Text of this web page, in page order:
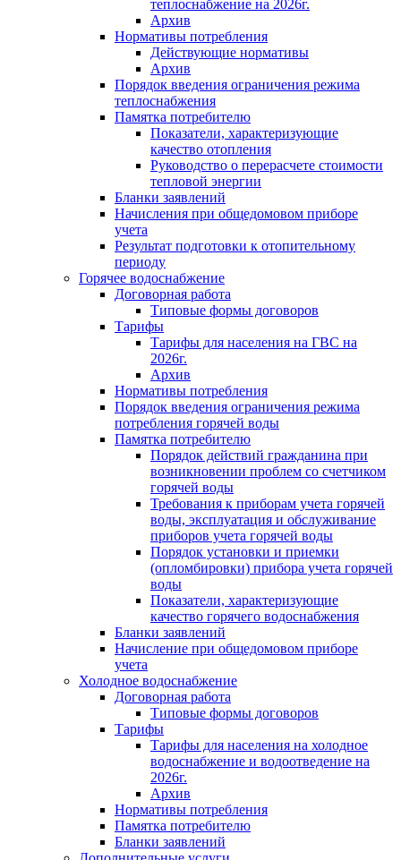
теплоснабжение на 2026г.
Архив
Нормативы потребления
Действующие нормативы
Архив
Порядок введения ограничения режима
теплоснабжения
Памятка потребителю
Показатели, характеризующие
качество отопления
Руководство о перерасчете стоимости
тепловой энергии
Бланки заявлений
Начисления при общедомовом приборе
учета
Результат подготовки к отопительному
периоду
Горячее водоснабжение
Договорная работа
Типовые формы договоров
Тарифы
Тарифы для населения на ГВС на
2026г.
Архив
Нормативы потребления
Порядок введения ограничения режима
потребления горячей воды
Памятка потребителю
Порядок действий гражданина при
возникновении проблем со счетчиком
горячей воды
Требования к приборам учета горячей
воды, эксплуатация и обслуживание
приборов учета горячей воды
Порядок установки и приемки
(опломбировки) прибора учета горячей
воды
Показатели, характеризующие
качество горячего водоснабжения
Бланки заявлений
Начисление при общедомовом приборе
учета
Холодное водоснабжение
Договорная работа
Типовые формы договоров
Тарифы
Тарифы для населения на холодное
водоснабжение и водоотведение на
2026г.
Архив
Нормативы потребления
Памятка потребителю
Бланки заявлений